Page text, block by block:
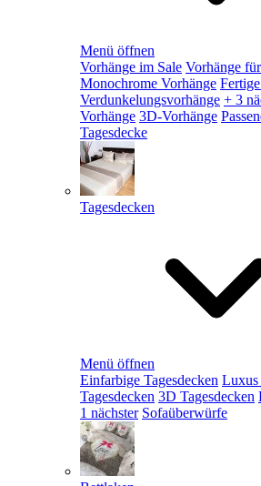
Menü öffnen
Vorhänge im Sale Vorhänge
Monochrome Vorhänge
Verdunkelungsvorhänge + 3
Vorhänge 3D-Vorhänge
Tagesdecke
Tagesdecken
Menü öffnen
Einfarbige Tagesdecken Luxus
Tagesdecken 3D Tagesdecken
1 nächster Sofaüberwürfe